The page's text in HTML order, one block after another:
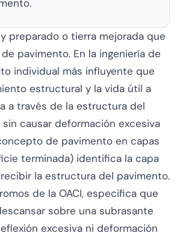
preparado o tierra mejorada que
pavimento. En la ingeniería de
individual más influyente que
estructural y la vida útil a
a través de la estructura del
causar deformación excesiva
de pavimento en capas
terminada) identifica la capa
la estructura del pavimento.
de la OACI, especifica que
sobre una subrasante
excesiva ni deformación